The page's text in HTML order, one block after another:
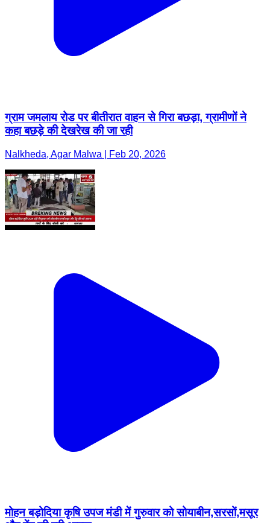
ग्राम जमलाय रोड पर बीतीरात वाहन से गिरा बछड़ा, ग्रामीणों ने
कहा बछड़े की देखरेख की जा रही
Nalkheda, Agar Malwa | Feb 20, 2026
मोहन बड़ोदिया कृषि उपज मंडी में गुरुवार को सोयाबीन,सरसों,मसूर